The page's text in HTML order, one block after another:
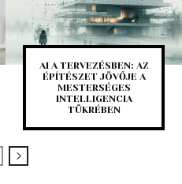
AI A TERVEZÉSBEN: AZ
ÉPÍTÉSZET JÖVŐJE A
MESTERSÉGES
INTELLIGENCIA
TÜKRÉBEN